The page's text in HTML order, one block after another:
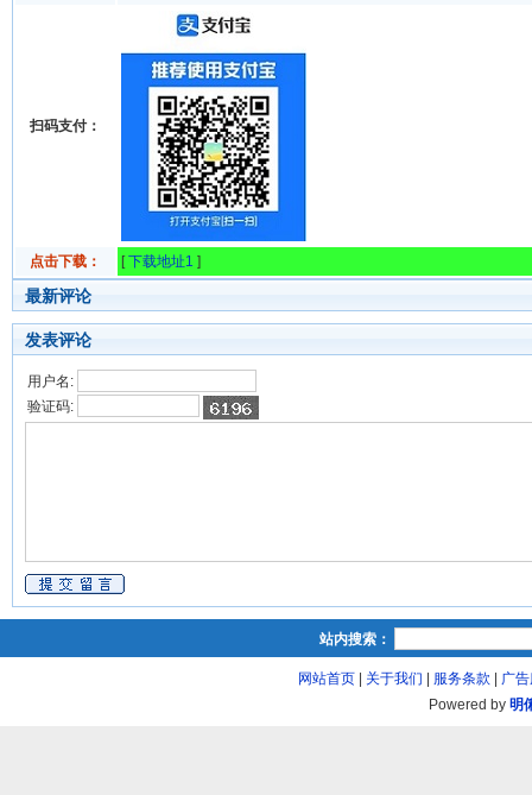
扫码支付：
点击下载： [下载地址1 ]
最新评论
发表评论
用户名:
验证码:
站内搜索：
网站首页| 关于我们 服务条款
广
Powered by 明